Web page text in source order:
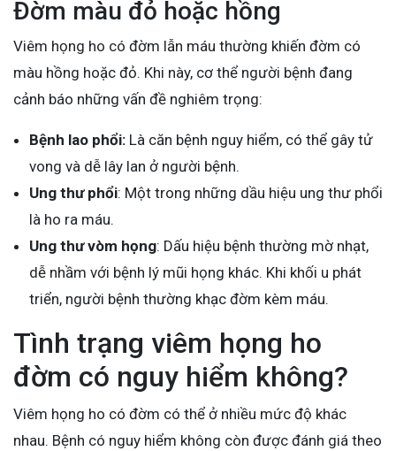
Đờm màu đỏ hoặc hồng
Viêm họng ho có đờm lẫn máu thường khiến đờm có
màu hồng hoặc đỏ. Khi này, cơ thể người bệnh đang
cảnh báo những vấn đề nghiêm trọng:
Bệnh lao phổi: Là căn bệnh nguy hiểm, có thể gây tử
vong và dễ lây lan ở người bệnh.
Ung thư phổi: Một trong những dầu hiệu ung thư phổi
là ho ra máu.
Ung thư vòm họng: Dấu hiệu bệnh thường mờ nhạt,
dễ nhầm với bệnh lý mũi họng khác. Khi khối u phát
triển, người bệnh thường khạc đờm kèm máu.
Tình trạng viêm họng ho
đờm có nguy hiểm không?
Viêm họng ho có đờm có thể ở nhiều mức độ khác
nhau. Bệnh có nguy hiểm không còn được đánh giá theo